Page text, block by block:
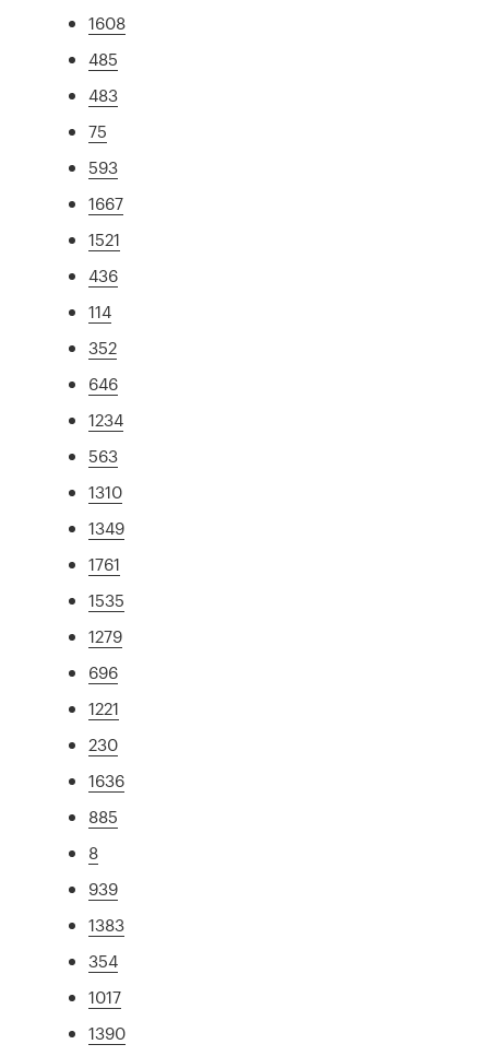
1608
485
483
75
593
1667
1521
436
114
352
646
1234
563
1310
1349
1761
1535
1279
696
1221
230
1636
885
8
939
1383
354
1017
1390